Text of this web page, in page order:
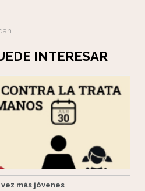
INTERESAR
más jóvenes